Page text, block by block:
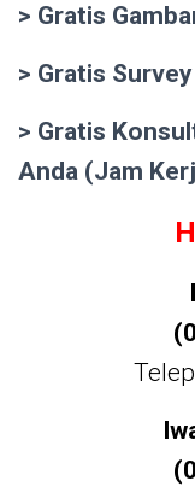
> Gratis
> Gratis
> Gratis
Anda (Jam